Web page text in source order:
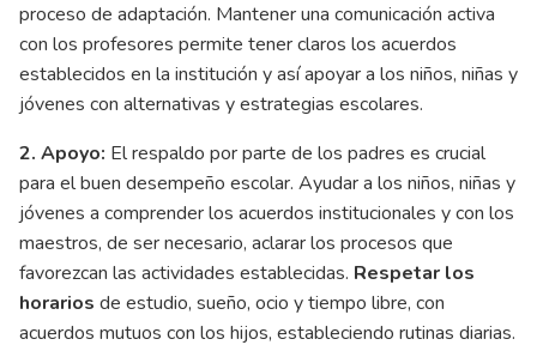
proceso de adaptación. Mantener una comunicación activa
con los profesores permite tener claros los acuerdos
establecidos en la institución y así apoyar a los niños, niñas y
jóvenes con alternativas y estrategias escolares.
2. Apoyo: El respaldo por parte de los padres es crucial
para el buen desempeño escolar. Ayudar a los niños, niñas y
jóvenes a comprender los acuerdos institucionales y con los
maestros, de ser necesario, aclarar los procesos que
favorezcan las actividades establecidas. Respetar los
horarios de estudio, sueño, ocio y tiempo libre, con
acuerdos mutuos con los hijos, estableciendo rutinas diarias.